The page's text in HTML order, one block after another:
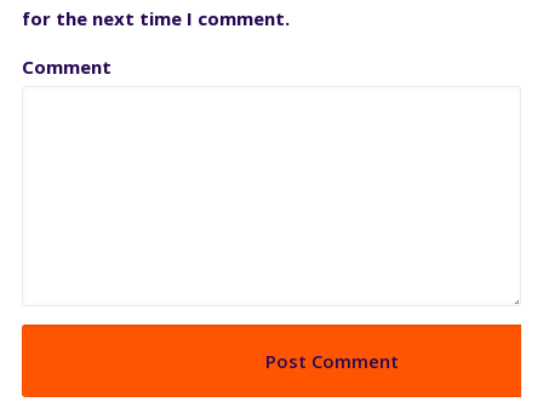
for the next time I comment.
Comment